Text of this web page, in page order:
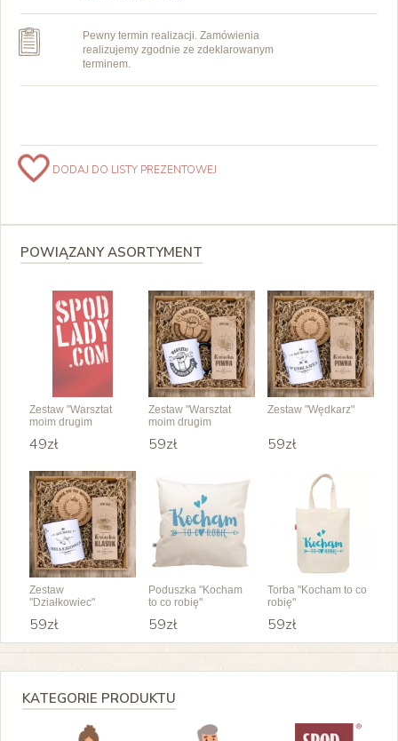
Pewny termin realizacji. Zamówienia
realizujemy zgodnie ze zdeklarowanym
terminem.
DODAJ DO LISTY PREZENTOWEJ
POWIĄZANY ASORTYMENT
Zestaw "Warsztat
moim drugim
49zł
Zestaw "Warsztat
moim drugim
59zł
Zestaw "Wędkarz"
59zł
Zestaw
"Działkowiec"
59zł
Poduszka "Kocham
to co robię"
59zł
Torba "Kocham to co
robię"
59zł
KATEGORIE PRODUKTU